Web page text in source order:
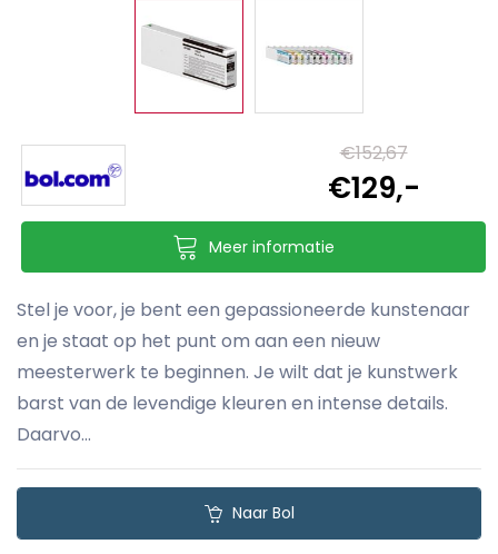
€152,67
€129,-
Meer informatie
Stel je voor, je bent een gepassioneerde kunstenaar
en je staat op het punt om aan een nieuw
meesterwerk te beginnen. Je wilt dat je kunstwerk
barst van de levendige kleuren en intense details.
Daarvo...
Naar Bol